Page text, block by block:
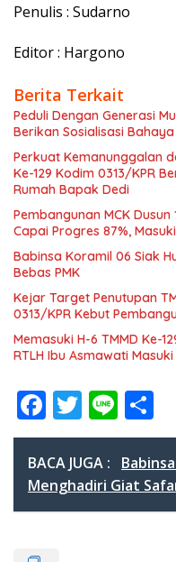
Penulis : Sudarno
Editor : Hargono
Berita Terkait
Peduli Dengan Generasi
Berikan Sosialisasi
Perkuat Kemanunggalan
Ke-129 Kodim 0313/KPR
Rumah Bapak Dedi
Pembangunan MCK Dusun
Capai Progres 87%,
Babinsa Koramil 06 Siak
Bebas PMK
Kejar Target Penutupan
0313/KPR Kebut
Memasuki H-6 TMMD Ke-
RTLH Ibu Asmawati
F
ac
e
b
o
T
w
itt
er
Li
n
e
h
e
BACA JUGA :
Menghadiri Giat